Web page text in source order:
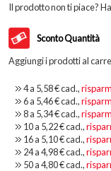
Il prodotto non ti piace?
Sconto Quantità
Aggiungi i prodotti al
4 a 5,58 €cad.,
6 a 5,46 €cad.,
8 a 5,34 €cad.,
10 a 5,22 €cad.,
16 a 5,10 €cad.,
24 a4,98 €cad.,
50 a4,80 €cad.,